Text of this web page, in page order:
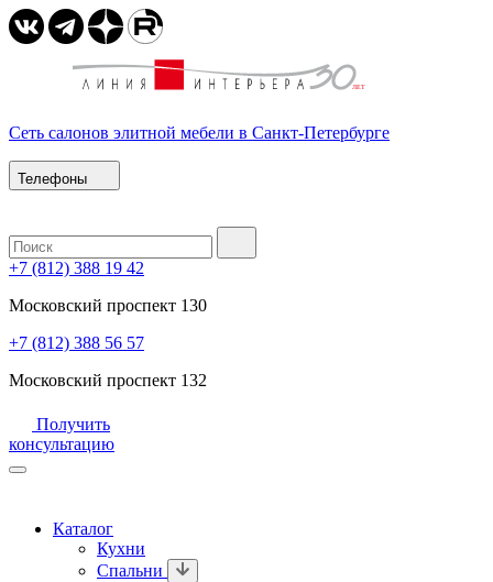
Сеть салонов элитной мебели в Санкт-Петербурге
Телефоны
+7 (812) 388 19 42
Московский проспект 130
+7 (812) 388 56 57
Московский проспект 132
Получить
консультацию
Каталог
Кухни
Спальни